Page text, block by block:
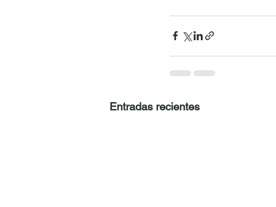
Entradas recientes